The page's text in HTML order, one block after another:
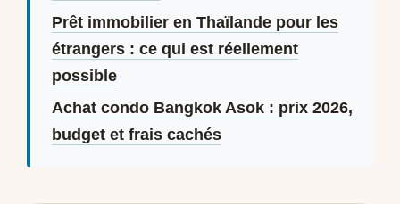
Prêt immobilier en Thaïlande pour les
étrangers : ce qui est réellement
possible
Achat condo Bangkok Asok : prix 2026,
budget et frais cachés